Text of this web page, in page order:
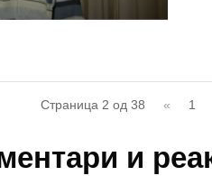
Страница 2 од 38 « 1
и